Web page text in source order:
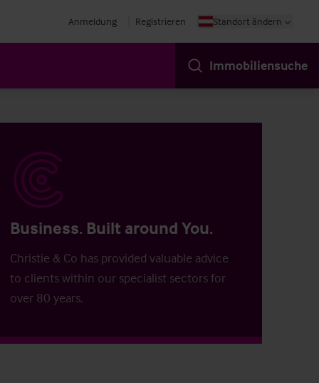
Anmeldung Registrieren Standort ändern
Immobiliensuche
Business. Built around You.
Christie & Co has provided valuable advice
to clients within our specialist sectors for
over 80 years.